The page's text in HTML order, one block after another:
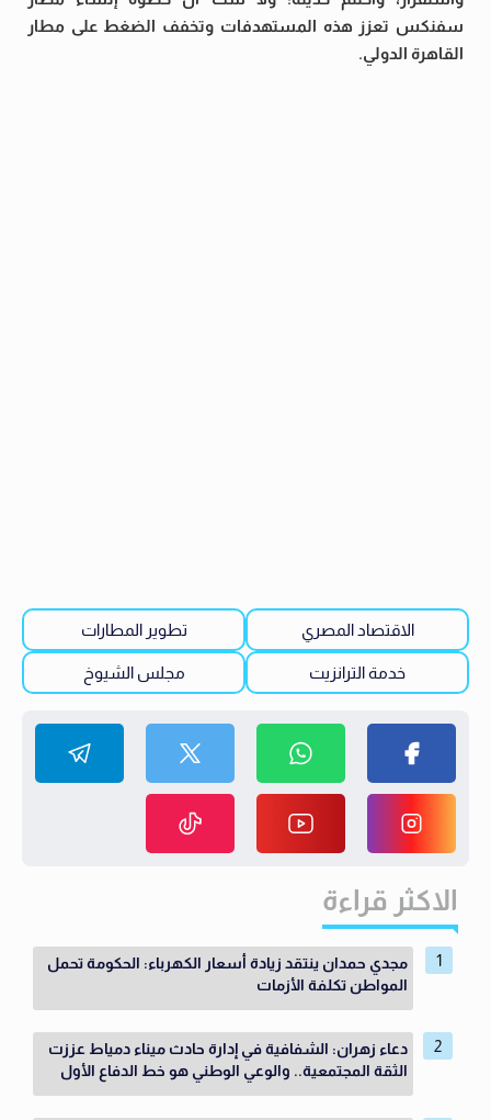
سفنكس تعزز هذه المستهدفات وتخفف الضغط على مطار
القاهرة الدولي.
الاقتصاد المصري تطوير المطارات
خدمة الترانزيت مجلس الشيوخ
الاكثر قراءة
مجدي حمدان ينتقد زيادة أسعار الكهرباء: الحكومة تحمل
المواطن تكلفة الأزمات
دعاء زهران: الشفافية في إدارة حادث ميناء دمياط عززت
الثقة المجتمعية.. والوعي الوطني هو خط الدفاع الأول